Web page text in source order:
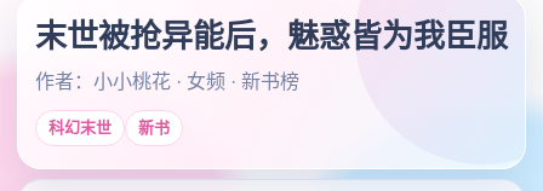
末世被抢异能后，魅惑皆为我臣服
作者：小小桃花 · 女频 · 新书榜
科幻末世 新书